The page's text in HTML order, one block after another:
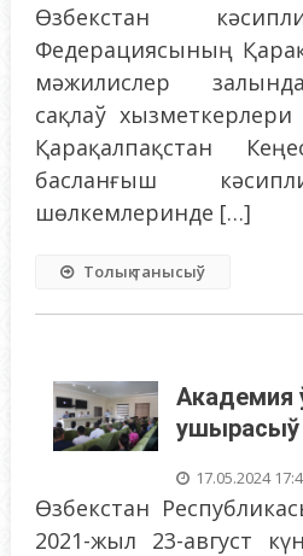
Өзбекстан
Федерациясының
мәжилислер
сақлаў
Қарақалпақстан
басланғыш
шөлкемлеринде […]
Толық танысыў
Академия
ушырасыў
17.05.2024
Өзбекстан
2021-жыл 23-август